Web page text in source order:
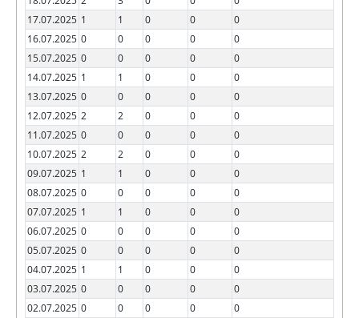
17.07.2025 1 1 0 0
0
16.07.2025 0 0 0 0
0
15.07.2025 0 0 0 0
0
14.07.2025 1 1 0 0
0
13.07.2025 0 0 0 0
0
12.07.2025 2 2 0 0
0
11.07.2025 0 0 0 0
0
10.07.2025 2 2 0 0
0
09.07.2025 1 1 0 0
0
08.07.2025 0 0 0 0
0
07.07.2025 1 1 0 0
0
06.07.2025 0 0 0 0
0
05.07.2025 0 0 0 0
0
04.07.2025 1 1 0 0
0
03.07.2025 0 0 0 0
0
02.07.2025 0 0 0 0
0